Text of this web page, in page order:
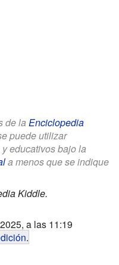
de la Enciclopedia
puede utilizar
educativos bajo la
a menos que se indique
Kiddle.
a las 11:19
.